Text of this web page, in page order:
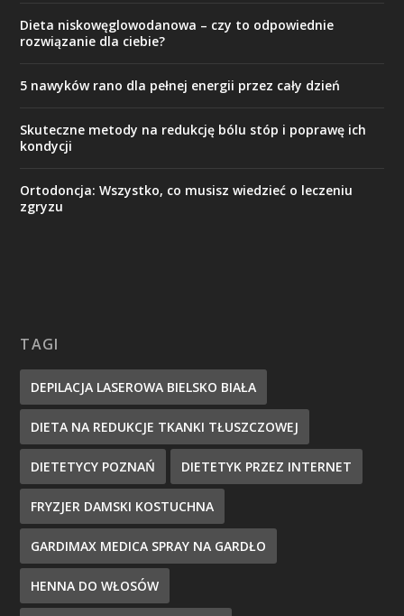
Dieta niskowęglowodanowa – czy to odpowiednie
rozwiązanie dla ciebie?
5 nawyków rano dla pełnej energii przez cały dzień
Skuteczne metody na redukcję bólu stóp i poprawę ich
kondycji
Ortodoncja: Wszystko, co musisz wiedzieć o leczeniu
zgryzu
TAGI
DEPILACJA LASEROWA BIELSKO BIAŁA
DIETA NA REDUKCJE TKANKI TŁUSZCZOWEJ
DIETETYCY POZNAŃ DIETETYK PRZEZ INTERNET
FRYZJER DAMSKI KOSTUCHNA
GARDIMAX MEDICA SPRAY NA GARDŁO
HENNA DO WŁOSÓW